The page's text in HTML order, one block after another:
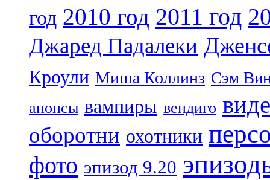
год 2010 год 2011 год
Джаред Падалеки
Кроули Миша Коллинз Сэм
анонсы вампиры вендиго
оборотни охотники
фото эпизод 9.20